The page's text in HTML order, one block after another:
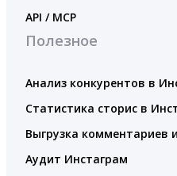
API / MCP
Полезное
Анализ конкурентов в
Статистика сторис в
Выгрузка комментариев
Аудит Инстаграм